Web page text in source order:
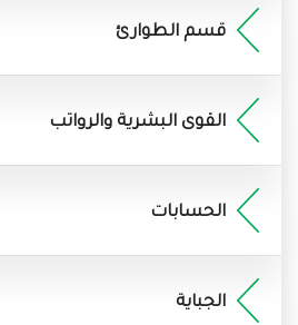
قسم الطوارئ
القوى البشرية والرواتب
الحسابات
الجباية